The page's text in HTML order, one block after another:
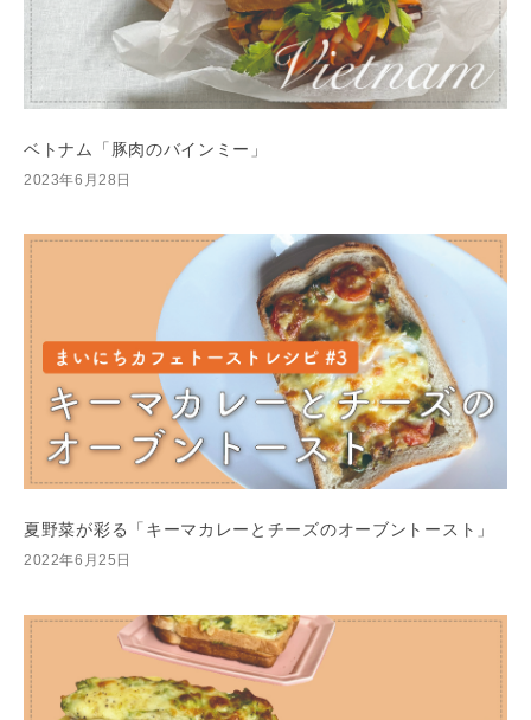
ベトナム「豚肉のバインミー」
2023年6月28日
夏野菜が彩る「キーマカレーとチーズのオーブントースト」
2022年6月25日